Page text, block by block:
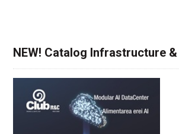
NEW! Catalog Infrastructure